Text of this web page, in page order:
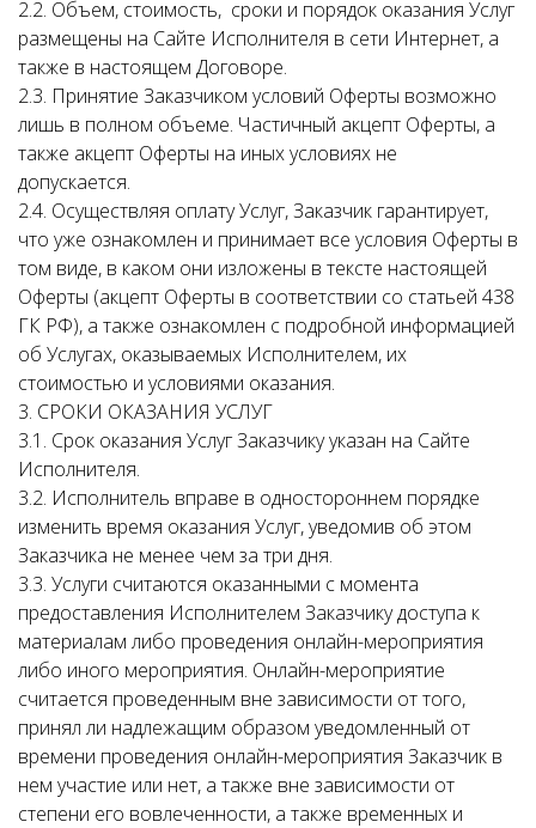
2.2. Объем, стоимость, сроки и порядок оказания Услуг
размещены на Сайте Исполнителя в сети Интернет, а
также в настоящем Договоре.
2.3. Принятие Заказчиком условий Оферты возможно
лишь в полном объеме. Частичный акцепт Оферты, а
также акцепт Оферты на иных условиях не
допускается.
2.4. Осуществляя оплату Услуг, Заказчик гарантирует,
что уже ознакомлен и принимает все условия Оферты в
том виде, в каком они изложены в тексте настоящей
Оферты (акцепт Оферты в соответствии со статьей 438
ГК РФ), а также ознакомлен с подробной информацией
об Услугах, оказываемых Исполнителем, их
стоимостью и условиями оказания.
3. СРОКИ ОКАЗАНИЯ УСЛУГ
3.1. Срок оказания Услуг Заказчику указан на Сайте
Исполнителя.
3.2. Исполнитель вправе в одностороннем порядке
изменить время оказания Услуг, уведомив об этом
Заказчика не менее чем за три дня.
3.3. Услуги считаются оказанными с момента
предоставления Исполнителем Заказчику доступа к
материалам либо проведения онлайн-мероприятия
либо иного мероприятия. Онлайн-мероприятие
считается проведенным вне зависимости от того,
принял ли надлежащим образом уведомленный от
времени проведения онлайн-мероприятия Заказчик в
нем участие или нет, а также вне зависимости от
степени его вовлеченности, а также временных и